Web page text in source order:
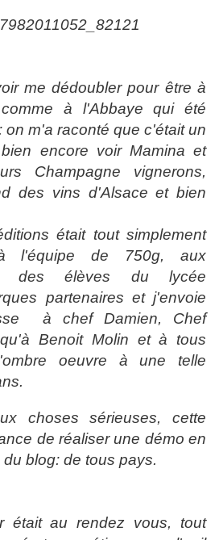
me dédoubler pour être à
à l'Abbaye qui été
on m'a raconté que c'était un
encore voir Mamina et
Champagne vignerons,
des vins d'Alsace et bien
était tout simplement
l'équipe de 750g, aux
des élèves du lycée
partenaires et j'envoie
à chef Damien, Chef
Benoit Molin et à tous
oeuvre à une telle
choses sérieuses, cette
de réaliser une démo en
blog: de tous pays.
était au rendez vous, tout